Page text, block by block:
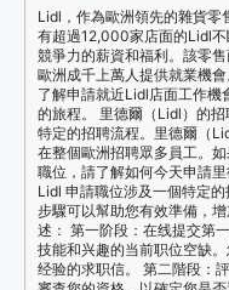
Lidl，作為歐洲領先的雜貨零
有超過12,000家店面的Lidl
競爭力的薪資和福利。該零
歐洲成千上萬人提供就業機
了解申請就近Lidl店面工作
的旅程。 里德爾（Lidl）的
特定的招聘流程。里德爾（
在整個歐洲招聘眾多員工。
職位，請了解如何今天申請
Lidl 申請職位涉及一個特定
步驟可以幫助您有效準備，
述： 第一阶段：在线提交第
技能和兴趣的当前职位空缺
经验的求职信。 第二階段：